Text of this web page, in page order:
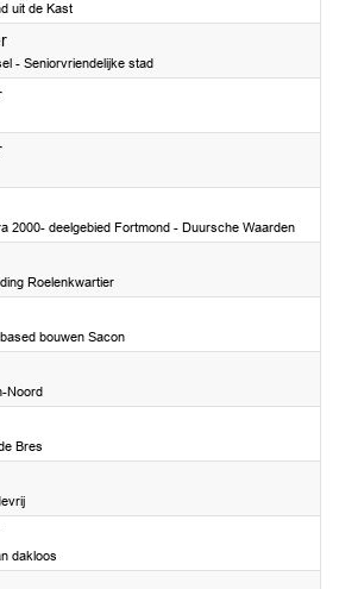
uit de Kast
2025
- Seniorvriendelijke stad
2025
2025
2000- deelgebied Fortmond - Duursche Waarden
Roelenkwartier
bouwen Sacon
Noord
Bres
dakloos